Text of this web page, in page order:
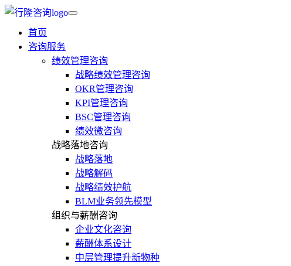
首页
咨询服务
绩效管理咨询
战略绩效管理咨询
OKR管理咨询
KPI管理咨询
BSC管理咨询
绩效微咨询
战略落地咨询
战略落地
战略解码
战略绩效护航
BLM业务领先模型
组织与薪酬咨询
企业文化咨询
薪酬体系设计
中层管理提升新物种